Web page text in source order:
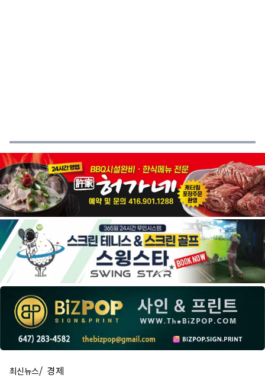
최신뉴스/ 경제